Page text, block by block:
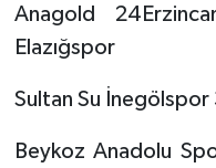
Anagold
Elazığspor
Sultan Su İnegölspor
Beykoz Anadolu